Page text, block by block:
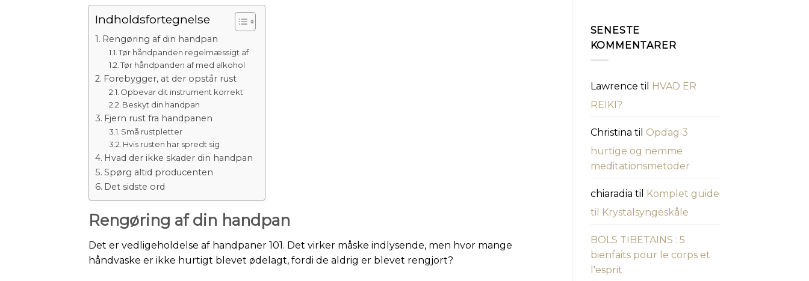
Indholdsfortegnelse
Rengøring af din handpan
Tør håndpanden regelmæssigt af
Tør håndpanden af med alkohol
Forebygger, at der opstår rust
Opbevar dit instrument korrekt
Beskyt din handpan
Fjern rust fra handpanen
Små rustpletter
Hvis rusten har spredt sig
Hvad der ikke skader din handpan
Spørg altid producenten
Det sidste ord
Rengøring af din handpan
Det er vedligeholdelse af handpaner 101. Det virker måske indlysende, men hvor mange
håndvaske er ikke hurtigt blevet ødelagt, fordi de aldrig er blevet rengjort?
SENESTE
KOMMENTARER
Lawrence til HVAD ER
REIKI?
Christina til Opdag 3
hurtige og nemme
meditationsmetoder
chiaradia til Komplet guide
til Krystalsyngeskåle
BOLS TIBETAINS : 5
bienfaits pour le corps et
l'esprit